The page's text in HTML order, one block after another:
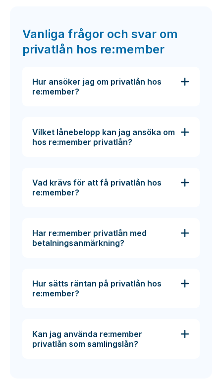
Vanliga frågor och svar om
privatlån hos re:member
Hur ansöker jag om privatlån hos
re:member?
Vilket lånebelopp kan jag ansöka om
hos re:member privatlån?
Vad krävs för att få privatlån hos
re:member?
Har re:member privatlån med
betalningsanmärkning?
Hur sätts räntan på privatlån hos
re:member?
Kan jag använda re:member
privatlån som samlingslån?